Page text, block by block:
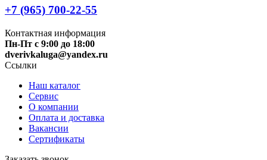
+7 (965) 700-22-55
Контактная информация
Пн-Пт с 9:00 до 18:00
dverivkaluga@yandex.ru
Ссылки
Наш каталог
Сервис
О компании
Оплата и доставка
Вакансии
Сертификаты